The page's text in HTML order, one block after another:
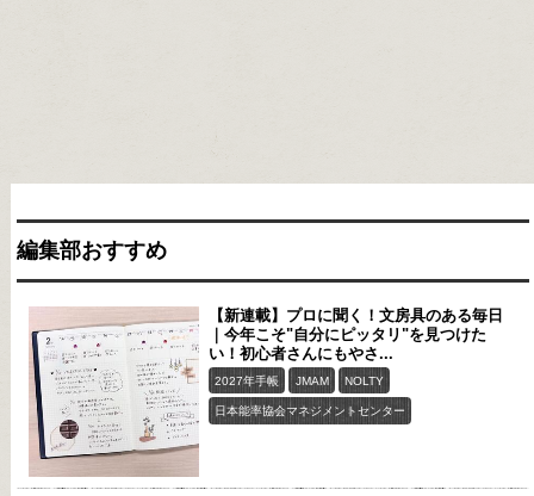
編集部おすすめ
【新連載】プロに聞く！文房具のある毎日
｜今年こそ"自分にピッタリ"を見つけた
い！初心者さんにもやさ...
2027年手帳 JMAM NOLTY
日本能率協会マネジメントセンター